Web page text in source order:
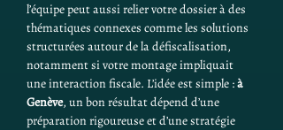
l’équipe peut aussi relier votre dossier à des
thématiques connexes comme les solutions
structurées autour de la défiscalisation,
notamment si votre montage impliquait
une interaction fiscale. L’idée est simple : à
Genève, un bon résultat dépend d’une
préparation rigoureuse et d’une stratégie